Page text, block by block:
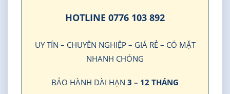
HOTLINE 0776 103 892
UY TÍN – CHUYÊN NGHIỆP – GIÁ RẺ – CÓ MẶT
NHANH CHÓNG
BẢO HÀNH DÀI HẠN 3 – 12 THÁNG